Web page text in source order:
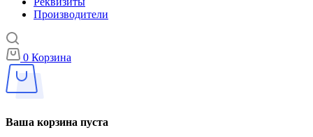
Производители
0 Корзина
Ваша корзина пуста